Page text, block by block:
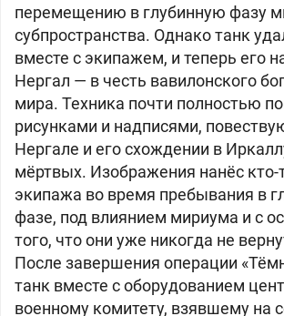
перемещению в глубинную фазу
субпространства. Однако танк
вместе с экипажем, и теперь его
Нергал — в честь вавилонского
мира. Техника почти полностью
рисунками и надписями,
Нергале и его схождении в
мёртвых. Изображения нанёс кто-
экипажа во время пребывания в
фазе, под влиянием мириума и с
того, что они уже никогда не
После завершения операции
танк вместе с оборудованием
военному комитету, взявшему на